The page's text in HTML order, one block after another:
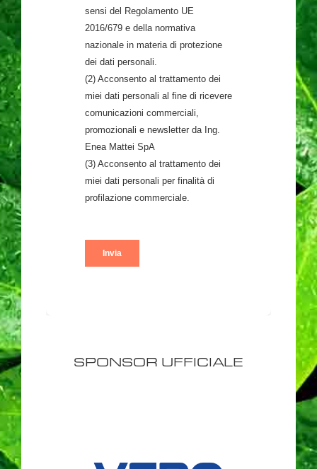
SPONSOR UFFICIALE